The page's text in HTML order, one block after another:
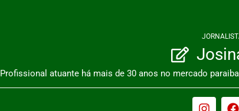
Profissional atuante há mais de 30 anos no mercado